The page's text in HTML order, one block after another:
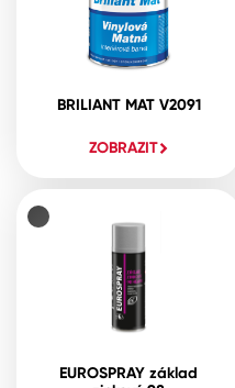
BRILIANT MAT V2091
ZOBRAZIT
EUROSPRAY základ